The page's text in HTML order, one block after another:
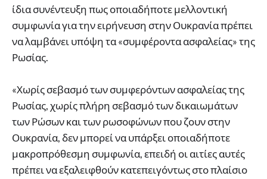
ίδια συνέντευξη πως οποιαδήποτε μελλοντική
συμφωνία για την ειρήνευση στην Ουκρανία πρέπει
να λαμβάνει υπόψη τα «συμφέροντα ασφαλείας» της
Ρωσίας.
«Χωρίς σεβασμό των συμφερόντων ασφαλείας της
Ρωσίας, χωρίς πλήρη σεβασμό των δικαιωμάτων
των Ρώσων και των ρωσοφώνων που ζουν στην
Ουκρανία, δεν μπορεί να υπάρξει οποιαδήποτε
μακροπρόθεσμη συμφωνία, επειδή οι αιτίες αυτές
πρέπει να εξαλειφθούν κατεπειγόντως στο πλαίσιο